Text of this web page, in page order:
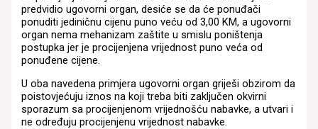
predvidio ugovorni organ, desiće se da će ponuđači
ponuditi jediničnu cijenu puno veću od 3,00 KM, a ugovorni
organ nema mehanizam zaštite u smislu poništenja
postupka jer je procijenjena vrijednost puno veća od
ponuđene cijene.
U oba navedena primjera ugovorni organ griješi obzirom da
poistovjećuju iznos na koji treba biti zaključen okvirni
sporazum sa procijenjenom vrijednošću nabavke, a utvari i
ne određuju procijenjenu vrijednost nabavke.